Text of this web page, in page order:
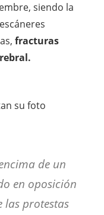
siendo la
fracturas
su foto
de un
en oposición
protestas